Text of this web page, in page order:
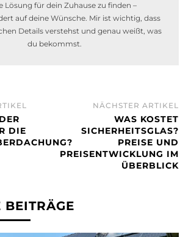
Lösung für dein Zuhause zu finden –
auf deine Wünsche. Mir ist wichtig, dass
Details verstehst und genau weißt, was
du bekommst.
DIE
NÄCHSTER ARTIKEL
WAS KOSTET
SICHERHEITSGLAS?
PREISE UND
PREISENTWICKLUNG IM
ÜBERBLICK